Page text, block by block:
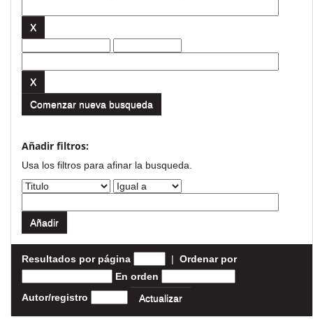
Comenzar nueva busqueda
Añadir filtros:
Usa los filtros para afinar la busqueda.
Resultados por página | Ordenar por
En orden
Autor/registro